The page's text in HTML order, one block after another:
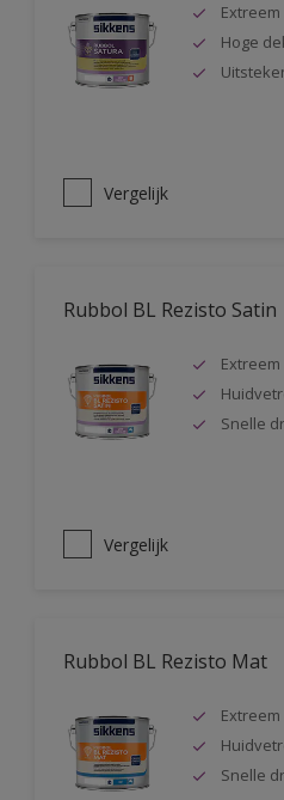
Hoge
Vergelijk
Rubbol BL Rezisto Satin
Snelle
Vergelijk
Rubbol BL Rezisto Mat
Snelle